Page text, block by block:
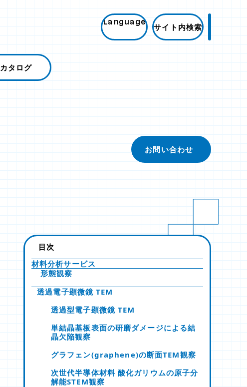
Language
サイト内検索
カタログ
お問い合わせ
目次
材料分析サービス
形態観察
透過電子顕微鏡 TEM
透過型電子顕微鏡 TEM
単結晶基板表面の研磨ダメージによる結
晶欠陥観察
グラフェン(graphene)の断面TEM観察
次世代半導体材料 酸化ガリウムの原子分
解能STEM観察